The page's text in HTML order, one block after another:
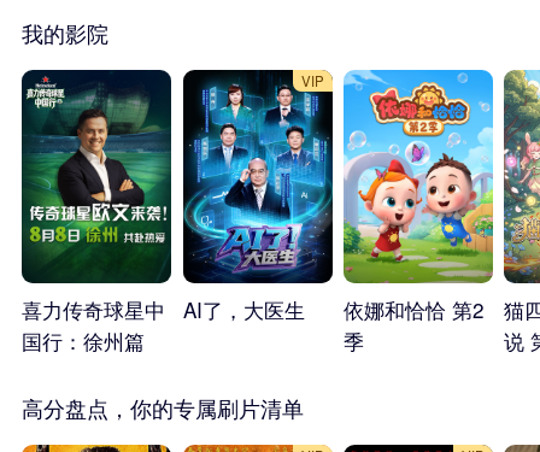
我的影院
喜力传奇球星中
国行：徐州篇
VIP
AI了，大医生
依娜和恰恰 第2
季
猫
说
高分盘点，你的专属刷片清单